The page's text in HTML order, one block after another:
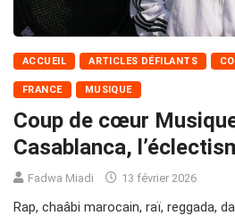
ACCUEIL ARTICLES DÉFILANTS
FRANCE MUSIQUE
Coup de cœur
Casablanca,
Fadwa Miadi 13 février 2026
Rap, chaâbi marocain, raï, reggada,